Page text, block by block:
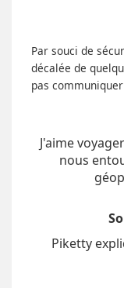
Par souci de
décalée de
pas
J'aime
nous
Piketty